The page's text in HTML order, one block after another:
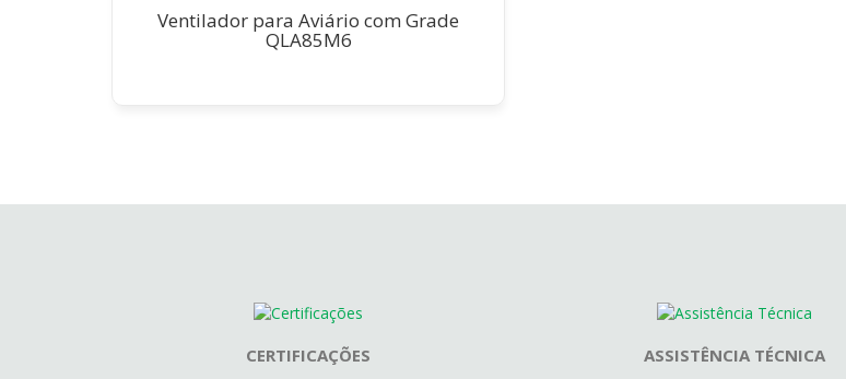
Ventilador para Aviário com Grade
QLA85M6
CERTIFICAÇÕES
ASSISTÊNCIA TÉCNICA